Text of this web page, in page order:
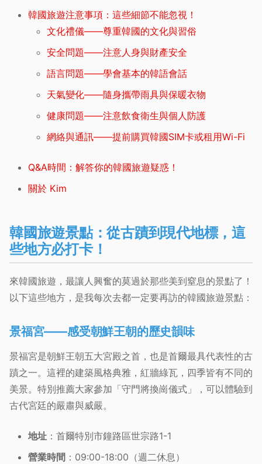
韓國旅遊注意事項：這些細節不能忽視！
文化禮儀——尊重韓國的文化與習俗
安全問題——注意人身與財產安全
語言問題——學會基本的韓語會話
天氣變化——隨身攜帶雨具與保暖衣物
健康問題——注意飲食衛生與個人防護
網絡與通訊——提前購買韓國SIM卡或租用Wi-Fi
Q&A時間：解答你的韓國旅遊疑惑！
關於 Kim
韓國旅遊景點：從古蹟到現代地標，這
些地方必打卡！
來韓國旅遊，最讓人興奮的莫過於那些美到窒息的景點了！
以下這些地方，是我每次去都一定要再訪的韓國旅遊景點：
景福宮——感受朝鮮王朝的歷史韻味
景福宮是朝鮮王朝五大宮殿之首，也是首爾最具代表性的古
蹟之一。這裡的建築風格典雅，紅牆綠瓦，四季皆有不同的
美景。特別推薦大家參加「守門將換崗儀式」，可以體驗到
古代宮廷的嚴肅與威嚴。
地址 ：首爾特別市鐘路區世宗路1-1
營業時間 ：09:00-18:00（週二休息）